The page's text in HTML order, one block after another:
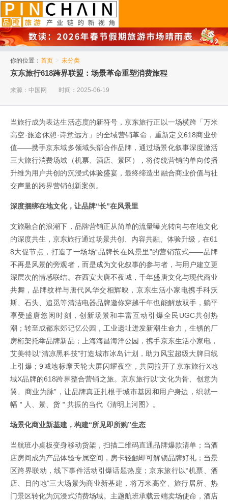
你的位置： 首页 > 未分类
京东旅行618跨界联盟：场景革命重塑消费旅程
来源：中国网 时间：2025-06-19
当旅行成为表达生活态度的新符号，京东旅行正以一场横跨「万米
高空·旅途休憩·诗意远方」的全域营销革命，重新定义618商业价
值——携手京东域多领域头部合作品牌，通过场景化叙事深度激活
三大旅行消费场域（机票、酒店、景区），将传统营销的单向传播
升维为用户共创的沉浸式体验盛宴，最终缔造出融合商业价值与社
交声量的跨界营销创新案例。
深度捆绑在地文化，让品牌“长”在风景里
文旅融合的浪潮下，品牌营销正从简单的流量曝光转向与在地文化
的深度共生，京东旅行通过场景共创、内容共融、体验升级，在61
8大促节点，打造了一场场“品牌长在风景里”的营销范式——品牌
不再是风景的旁观者，而是成为文化叙事的参与者，与用户建立更
深层次的情感联结。在西安大唐不夜城，千年盛唐文化与现代商业
共舞，品牌纹样与唐代风华交相辉映，京东生活小家电携手科沃
斯、石头、追觅等清洁电器品牌邀你穿越千年也能解放双手，躺平
享受盛唐悠闲时刻，创新场景和丰富互动引爆全民UGC共创热
潮；转至成都东郊记忆公园，工业遗址迸发新潮生命力，生锈的厂
房桁架托举品牌新品；上海海昌海洋公园，携手京东生活小家电，
艾美特以“清凉黑科技”打造城市冰岛计划，助力风宝超级大牌日线
上引爆；9城地标摩天轮大屏闪耀夜空，共同拉开了京东旅行X地
域X品牌的618跨界整合营销之旅。京东旅行以“文化为骨、创意为
翼、商业为脉”，让品牌真正扎根于城市基因和用户身边，织就一
幅＂人、景、货＂共振的当代《清明上河图》。
场景化商业新基建，构建“所见即所购”生态
当航班小桌板变身移动货架，扫描二维码直通品牌爆款清单；当酒
店房间成为产品体验专属空间，房卡轻触即可解锁品牌好礼；当景
区跨界联动，线下事件活动引爆话题热度；京东旅行以“机票、酒
店、目的地”三大场景为商业新基建，将万米高空、旅行居所、热
门景区转化为沉浸式消费场域。主题航班承载云端卖场使命，酒店